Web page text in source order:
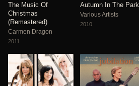
The Music Of
Christmas
(Remastered)
Carmen Dragon
2011
Autumn In The Park
Various Artists
2010